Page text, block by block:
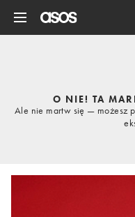
O NIE! TA
Ale nie martw się — możesz